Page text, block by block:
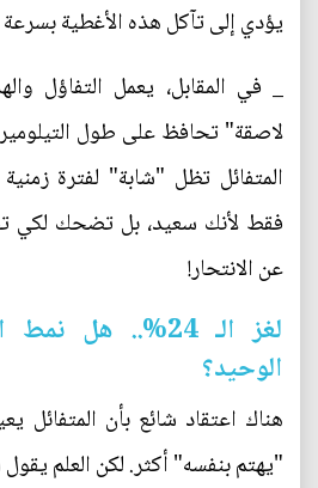
يؤدي إلى تآكل هذه الأغطية
_ في المقابل، يعمل التفاؤل
لاصقة" تحافظ على طول
المتفائل تظل "شابة" لفترة
فقط لأنك سعيد، بل تضحك لكي
عن الانتحار!
لغز الـ 24%.. هل
الوحيد؟
هناك اعتقاد شائع بأن المتفائل
"يهتم بنفسه" أكثر. لكن العلم يقول